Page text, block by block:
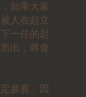
如果大家
人在起立
一任的起
出，將會
參賽。因